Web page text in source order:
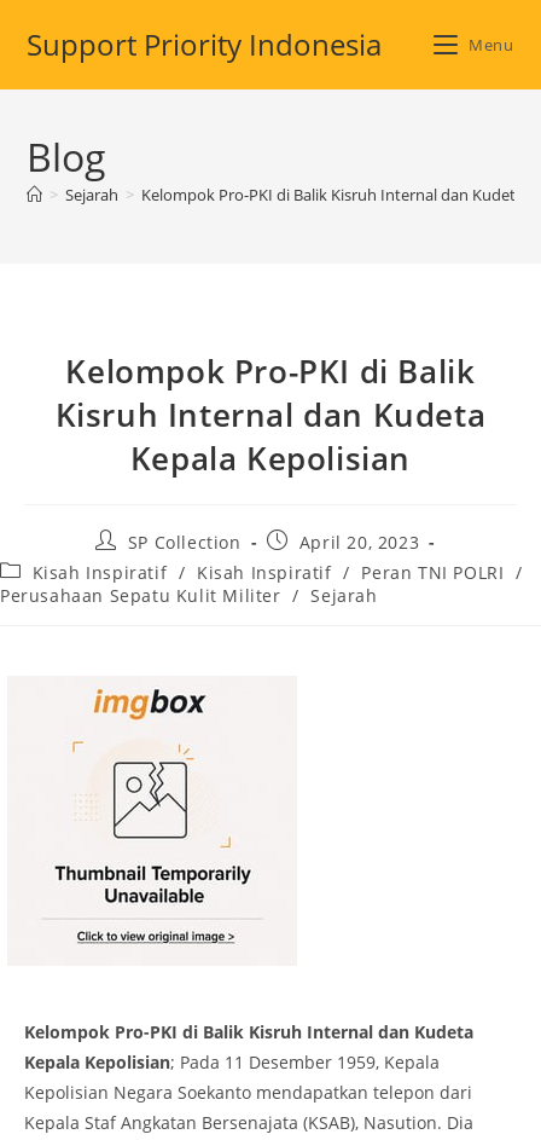
Support Priority Indonesia Menu
Blog
> Sejarah > Kelompok Pro-PKI di Balik Kisruh Internal dan Kudeta
Kelompok Pro-PKI di Balik
Kisruh Internal dan Kudeta
Kepala Kepolisian
SP Collection
April 20, 2023
Kisah Inspiratif / Kisah Inspiratif / Peran TNI POLRI /
Perusahaan Sepatu Kulit Militer / Sejarah
Kelompok Pro-PKI di Balik Kisruh Internal dan Kudeta
Kepala Kepolisian; Pada 11 Desember 1959, Kepala
Kepolisian Negara Soekanto mendapatkan telepon dari
Kepala Staf Angkatan Bersenajata (KSAB), Nasution. Dia